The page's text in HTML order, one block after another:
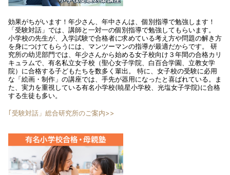
効果がちがいます！年少さん、年中さんは、個別指導で勉強します！
「受験対話」では、講師と一対一の個別指導で勉強してもらいます。
小学校の先生が、入学試験で合格者に求めている考え方や問題の解き方
を身につけてもらうには、マンツーマンの指導が最適だからです。 研
究所の幼児部門では、年少さんから始める女子校向け３年間の合格カリ
キュラムで、有名私立女子校（聖心女子学院、白百合学園、立教女学
院）に合格する子どもたちを数多く輩出。 特に、女子校の受験に必用
な「絵画・制作」の講座では、手先が器用になったと喜ばれている。ま
た、実力を重視している有名小学校(暁星小学校、光塩女子学院)に合格
する生徒も多い。
｢受験対話」総合研究所のご案内>>